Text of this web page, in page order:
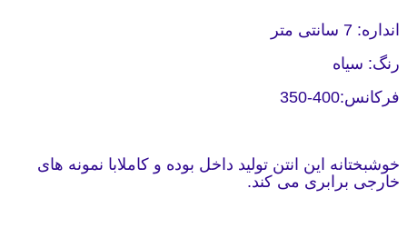
انداره: 7 سانتی متر
رنگ: سیاه
فرکانس:400-350
خوشبختانه این انتن تولید داخل بوده و کاملابا نمونه های
خارجی برابری می کند.